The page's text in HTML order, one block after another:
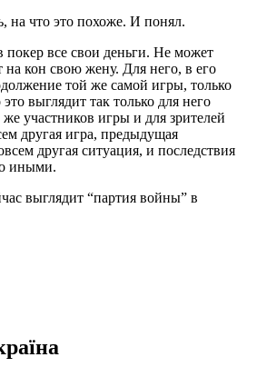
на что это похоже. И понял.
покер все свои деньги. Не может
на кон свою жену. Для него, в его
той же самой игры, только
выглядит так только для него
участников игры и для зрителей
другая игра, предыдущая
другая ситуация, и последствия
иными.
выглядит “партия войны” в